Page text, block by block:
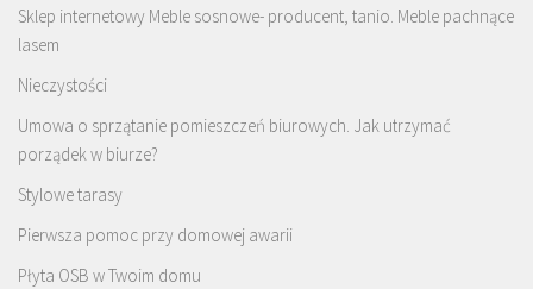
Sklep internetowy Meble sosnowe- producent, tanio. Meble pachnące
lasem
Nieczystości
Umowa o sprzątanie pomieszczeń biurowych. Jak utrzymać
porządek w biurze?
Stylowe tarasy
Pierwsza pomoc przy domowej awarii
Płyta OSB w Twoim domu